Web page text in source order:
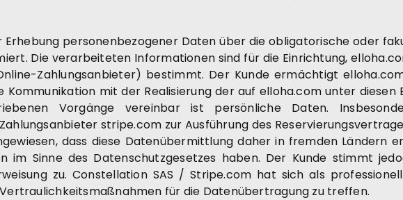
Erhebung personenbezogener Daten über die obligatorische oder
Die verarbeiteten Informationen sind für die Einrichtung,
Zahlungsanbieter) bestimmt. Der Kunde ermächtigt
mit der Realisierung der auf elloha.com unter diesen
Vorgänge vereinbar ist persönliche Daten.
stripe.com zur Ausführung des
dass diese Datenübermittlung daher in fremden Ländern
im Sinne des Datenschutzgesetzes haben. Der Kunde stimmt
zu. Constellation SAS / Stripe.com hat sich als
für die Datenübertragung zu treffen.